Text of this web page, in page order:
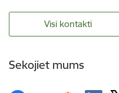
Visi kontakti
Sekojiet mums